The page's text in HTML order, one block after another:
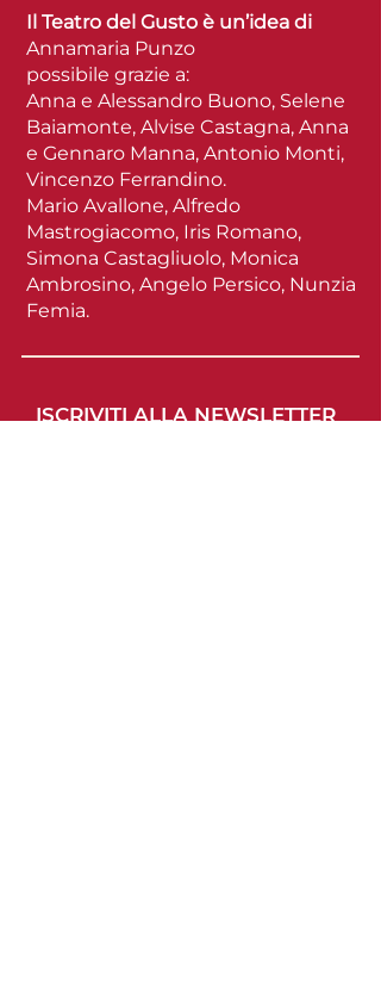
Il Teatro del Gusto è un’idea di
Annamaria Punzo
possibile grazie a:
Anna e Alessandro Buono, Selene
Baiamonte, Alvise Castagna, Anna
e Gennaro Manna, Antonio Monti,
Vincenzo Ferrandino.
Mario Avallone, Alfredo
Mastrogiacomo, Iris Romano,
Simona Castagliuolo, Monica
Ambrosino, Angelo Persico, Nunzia
Femia.
ISCRIVITI ALLA NEWSLETTER